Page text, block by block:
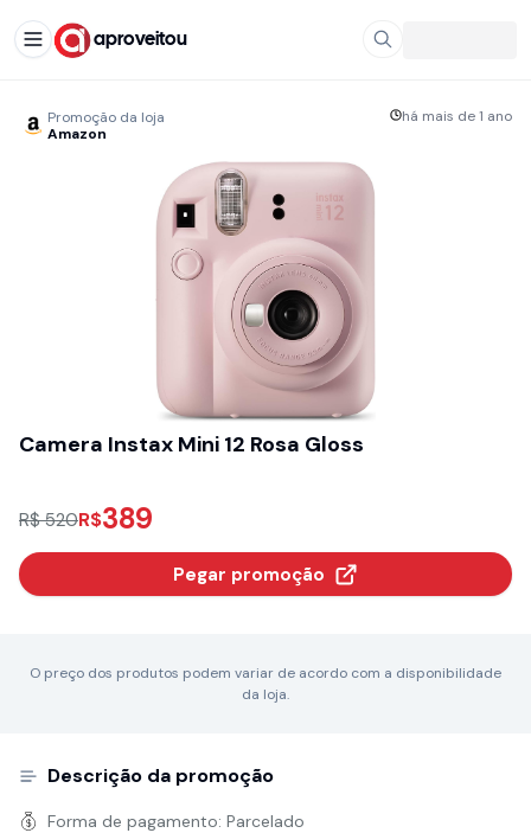
aproveitou
Promoção da loja
Amazon
há mais de 1 ano
Camera Instax Mini 12 Rosa Gloss
R$ 520R$389
Pegar promoção
O preço dos produtos podem variar de acordo com a disponibilidade
da loja.
Descrição da promoção
Forma de pagamento: Parcelado